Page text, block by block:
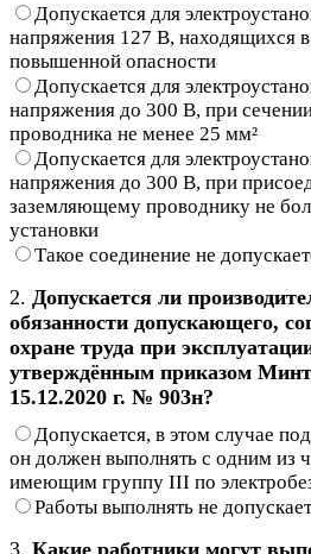
Допускается для
напряжения 127 В, находящихся
повышенной опасности
Допускается для
напряжения до 300 В, при
проводника не менее 25 мм²
Допускается для
напряжения до 300 В, при
заземляющему проводнику не
установки
Такое соединение не
2. Допускается ли
обязанности допускающего,
охране труда при
утверждённым приказом
15.12.2020 г. № 903н?
Допускается, в этом случае
он должен выполнять с одним из
имеющим группу III по
Работы выполнять не
3. Какие работники могут